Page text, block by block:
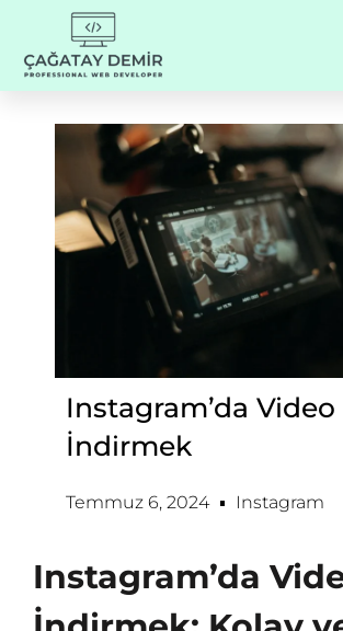
Instagram’da Video
İndirmek
Temmuz 6, 2024 Instagram
Instagram’da